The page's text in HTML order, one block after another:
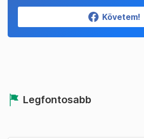
Követem!
Legfontosabb